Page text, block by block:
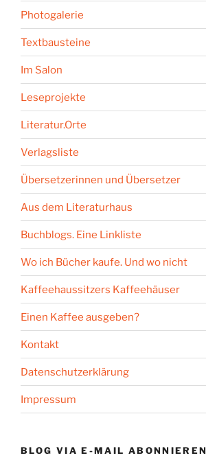
Photogalerie
Textbausteine
Im Salon
Leseprojekte
Literatur.Orte
Verlagsliste
Übersetzerinnen und Übersetzer
Aus dem Literaturhaus
Buchblogs. Eine Linkliste
Wo ich Bücher kaufe. Und wo nicht
Kaffeehaussitzers Kaffeehäuser
Einen Kaffee ausgeben?
Kontakt
Datenschutzerklärung
Impressum
BLOG VIA E-MAIL ABONNIEREN